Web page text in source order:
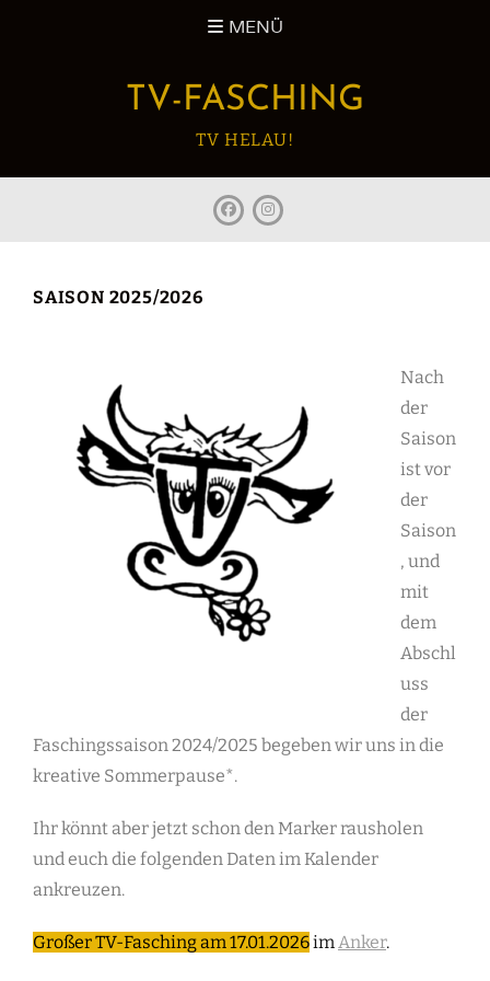
MENÜ
TV-FASCHING
TV HELAU!
facebookInstagram
SAISON 2025/2026
Nach
der
Saison
ist vor
der
Saison
, und
mit
dem
Abschl
uss
der
Faschingssaison 2024/2025 begeben wir uns in die
kreative Sommerpause*.
Ihr könnt aber jetzt schon den Marker rausholen
und euch die folgenden Daten im Kalender
ankreuzen.
Großer TV-Fasching am 17.01.2026imAnker.